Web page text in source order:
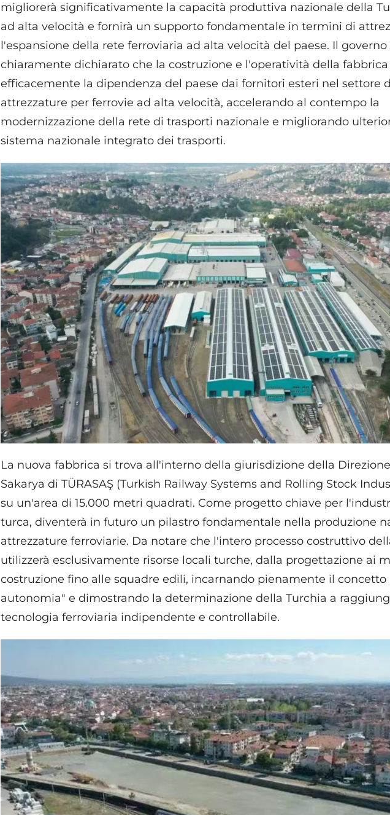
migliorerà significativamente la capacità produttiva nazionale della
ad alta velocità e fornirà un supporto fondamentale in termini di
l'espansione della rete ferroviaria ad alta velocità del paese. Il governo
chiaramente dichiarato che la costruzione e l'operatività della
efficacemente la dipendenza del paese dai fornitori esteri nel settore
attrezzature per ferrovie ad alta velocità, accelerando al contempo la
modernizzazione della rete di trasporti nazionale e migliorando
sistema nazionale integrato dei trasporti.
La nuova fabbrica si trova all'interno della giurisdizione della
Sakarya di TÜRASAŞ (Turkish Railway Systems and Rolling Stock
su un'area di 15.000 metri quadrati. Come progetto chiave per
turca, diventerà in futuro un pilastro fondamentale nella produzione
attrezzature ferroviarie. Da notare che l'intero processo costruttivo
utilizzerà esclusivamente risorse locali turche, dalla progettazione ai
costruzione fino alle squadre edili, incarnando pienamente il concetto
autonomia" e dimostrando la determinazione della Turchia a
tecnologia ferroviaria indipendente e controllabile.